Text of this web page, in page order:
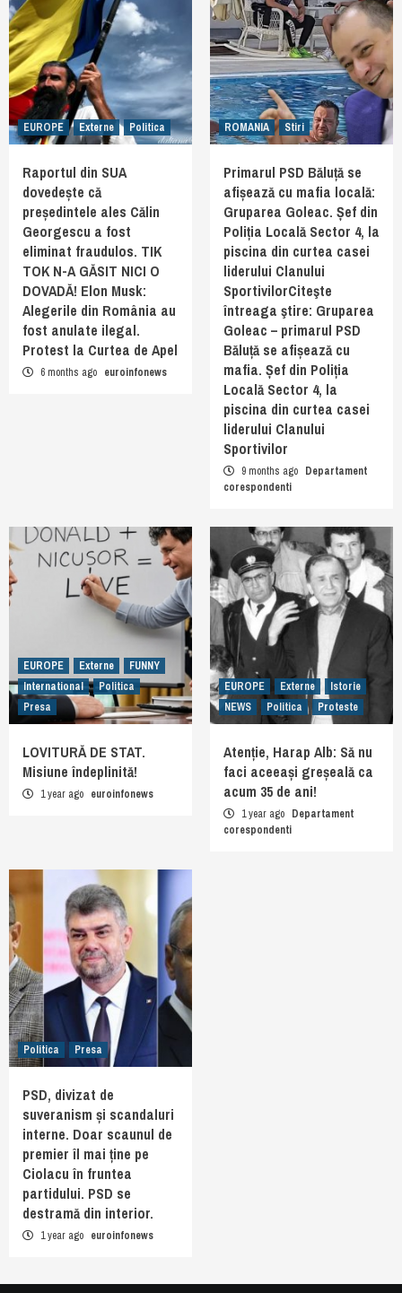
EUROPE Externe Politica
Raportul din SUA
dovedește că
președintele ales Călin
Georgescu a fost
eliminat fraudulos. TIK
TOK N-A GĂSIT NICI O
DOVADĂ! Elon Musk:
Alegerile din România au
fost anulate ilegal.
Protest la Curtea de Apel
6 months ago euroinfonews
ROMANIA Stiri
Primarul PSD Băluță se
afișează cu mafia locală:
Gruparea Goleac. Șef din
Poliția Locală Sector 4, la
piscina din curtea casei
liderului Clanului
SportivilorCiteşte
întreaga ştire: Gruparea
Goleac – primarul PSD
Băluță se afișează cu
mafia. Șef din Poliția
Locală Sector 4, la
piscina din curtea casei
liderului Clanului
Sportivilor
9 months ago Departament
corespondenti
EUROPE Externe
FUNNY
International
Politica
Presa
LOVITURĂ DE STAT.
Misiune îndeplinită!
1 year ago euroinfonews
EUROPE Externe
Istorie
NEWS
Politica Proteste
Atenție, Harap Alb: Să nu
faci aceeași greșeală ca
acum 35 de ani!
1 year ago Departament
corespondenti
Politica Presa
PSD, divizat de
suveranism și scandaluri
interne. Doar scaunul de
premier îl mai ține pe
Ciolacu în fruntea
partidului. PSD se
destramă din interior.
1 year ago euroinfonews